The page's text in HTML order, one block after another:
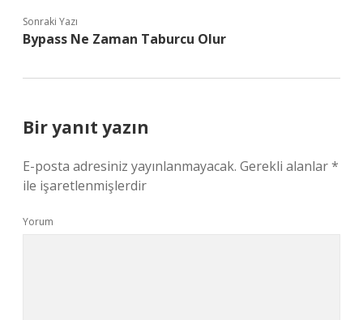
Sonraki Yazı
Bypass Ne Zaman Taburcu Olur
Bir yanıt yazın
E-posta adresiniz yayınlanmayacak. Gerekli alanlar*
ile işaretlenmişlerdir
Yorum